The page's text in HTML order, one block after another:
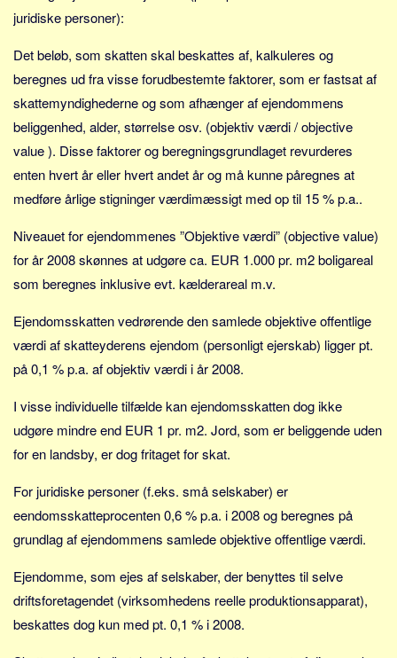
juridiske personer):
Det beløb, som skatten skal beskattes af, kalkuleres og
beregnes ud fra visse forudbestemte faktorer, som er fastsat af
skattemyndighederne og som afhænger af ejendommens
beliggenhed, alder, størrelse osv. (objektiv værdi / objective
value ). Disse faktorer og beregningsgrundlaget revurderes
enten hvert år eller hvert andet år og må kunne påregnes at
medføre årlige stigninger værdimæssigt med op til 15 % p.a..
Niveauet for ejendommenes ”Objektive værdi” (objective value)
for år 2008 skønnes at udgøre ca. EUR 1.000 pr. m2 boligareal
som beregnes inklusive evt. kælderareal m.v.
Ejendomsskatten vedrørende den samlede objektive offentlige
værdi af skatteyderens ejendom (personligt ejerskab) ligger pt.
på 0,1 % p.a. af objektiv værdi i år 2008.
I visse individuelle tilfælde kan ejendomsskatten dog ikke
udgøre mindre end EUR 1 pr. m2. Jord, som er beliggende uden
for en landsby, er dog fritaget for skat.
For juridiske personer (f.eks. små selskaber) er
eendomsskatteprocenten 0,6 % p.a. i 2008 og beregnes på
grundlag af ejendommens samlede objektive offentlige værdi.
Ejendomme, som ejes af selskaber, der benyttes til selve
driftsforetagendet (virksomhedens reelle produktionsapparat),
beskattes dog kun med pt. 0,1 % i 2008.